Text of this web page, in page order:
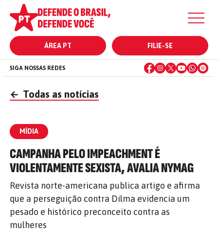
ÁREA PT FILIE-SE
SIGA NOSSAS REDES
← Todas as notícias
MÍDIA
CAMPANHA PELO IMPEACHMENT É
VIOLENTAMENTE SEXISTA, AVALIA NYMAG
Revista norte-americana publica artigo e afirma
que a perseguição contra Dilma evidencia um
pesado e histórico preconceito contra as
mulheres